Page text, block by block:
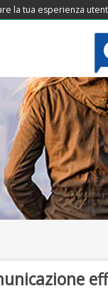
la tua esperienza